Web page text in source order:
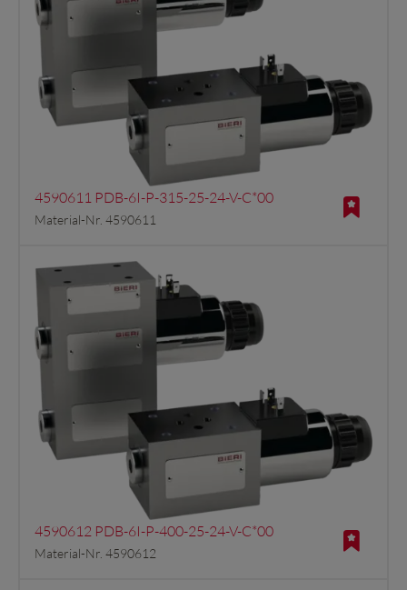
4590611 PDB-6I-P-315-25-24-V-C*00
Material-Nr. 4590611
4590612 PDB-6I-P-400-25-24-V-C*00
Material-Nr. 4590612